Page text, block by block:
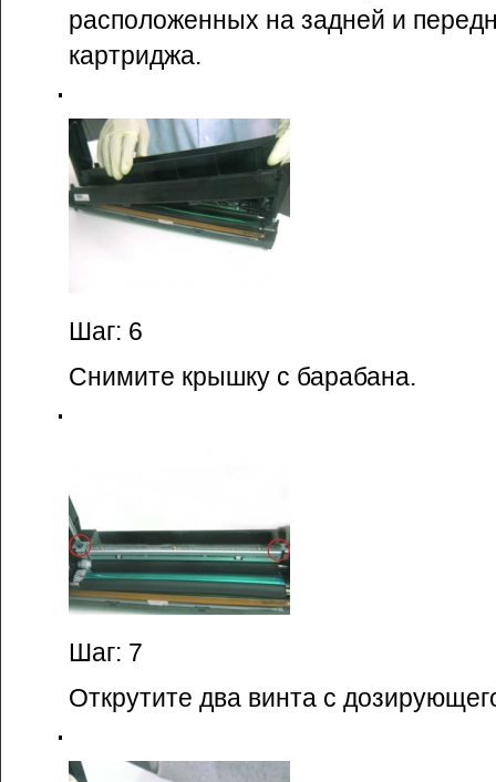
расположенных на задней и
картриджа.
Шаг: 6
Снимите крышку с барабана.
Шаг: 7
Открутите два винта с